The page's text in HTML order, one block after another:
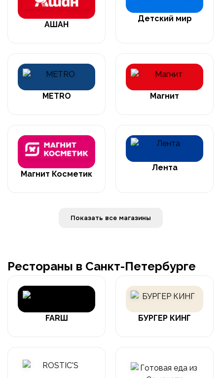
АШАН
Детский мир
METRO Магнит
Магнит Косметик
Лента
Показать все магазины
Рестораны в Санкт-Петербурге
FARШ БУРГЕР КИНГ